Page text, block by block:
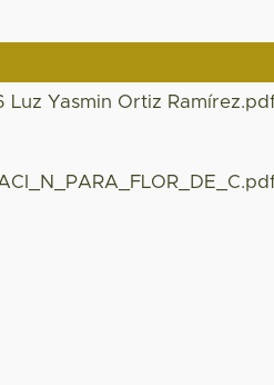
Luz Yasmin Ortiz